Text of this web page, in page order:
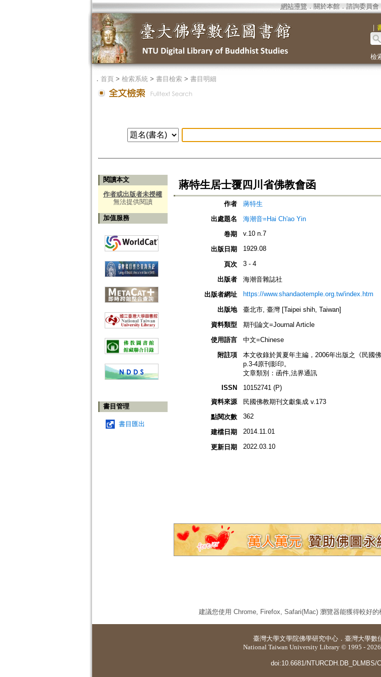
網站導覽 ． 關於本館． 諮詢委員會
｜
檢
． 首頁> 檢索系統> 書目檢索> 書目明細
閱讀本文
作者或出版者未授權
無法提供閱讀
加值服務
書目管理
書目匯出
蔣特生居士覆四川省佛教會函
作者
蔣特生
出處題名
海潮音=Hai Ch'ao Yin
卷期
v.10 n.7
出版日期 1929.08
頁次 3 - 4
出版者
海潮音雜誌社
出版者網址
https://www.shandaotemple.org.tw/index.htm
出版地
臺北市, 臺灣 [Taipei shih, Taiwan]
資料類型
期刊論文=Journal Article
使用語言
中文=Chinese
附註項
本文收錄於黃夏年主編，2006年出版之《民國
p.3-4原刊影印。
文章類別：函件,法界通訊
ISSN
10152741 (P)
資料來源
民國佛教期刊文獻集成 v.173
點閱次數
362
建檔日期 2014.11.01
更新日期 2022.03.10
建議您使用 Chrome, Firefox, Safari(Mac) 瀏覽器能獲得較好的
臺灣大學文學院佛學研究中心 ． 臺灣大學數
National Taiwan University Library © 1995 -
doi:10.6681/NTURCDH.DB_DLMBS/